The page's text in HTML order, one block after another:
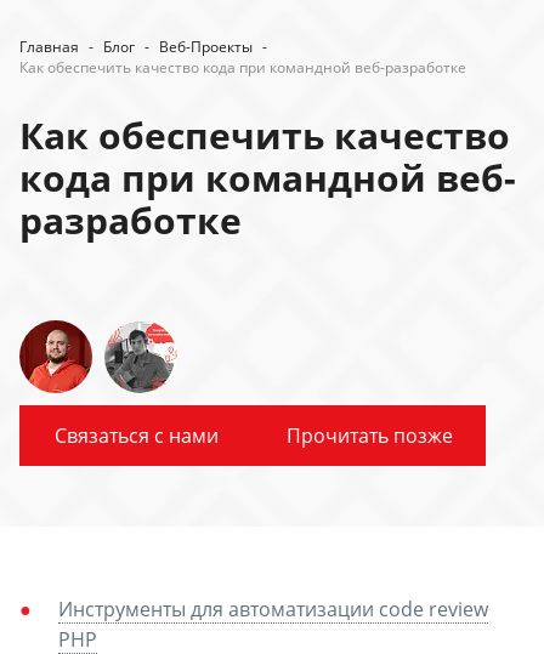
Главная - Блог - Веб-Проекты -
Как обеспечить качество кода при командной веб-разработке
Как обеспечить качество
кода при командной веб-
разработке
Связаться с нами Прочитать позже
Инструменты для автоматизации code review
PHP